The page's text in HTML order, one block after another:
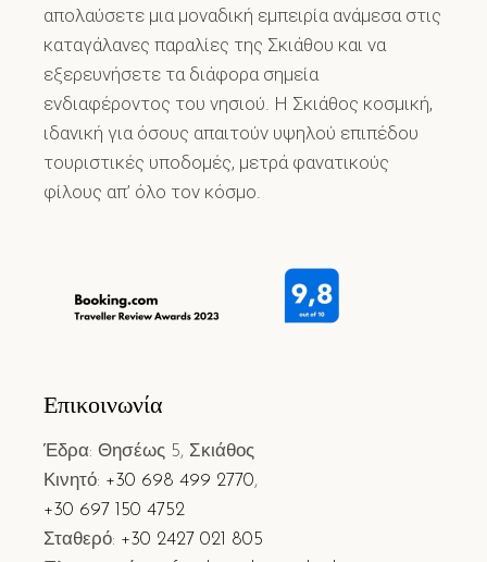
απολαύσετε μια μοναδική εμπειρία ανάμεσα στις
καταγάλανες παραλίες της Σκιάθου και να
εξερευνήσετε τα διάφορα σημεία
ενδιαφέροντος του νησιού. Η Σκιάθος κοσμική,
ιδανική για όσους απαιτούν υψηλού επιπέδου
τουριστικές υποδομές, μετρά φανατικούς
φίλους απ’ όλο τον κόσμο.
Επικοινωνία
Έδρα: Θησέως 5, Σκιάθος
Κινητό: +30 698 499 2770,
+30 697 150 4752
Σταθερό: +30 2427 021 805